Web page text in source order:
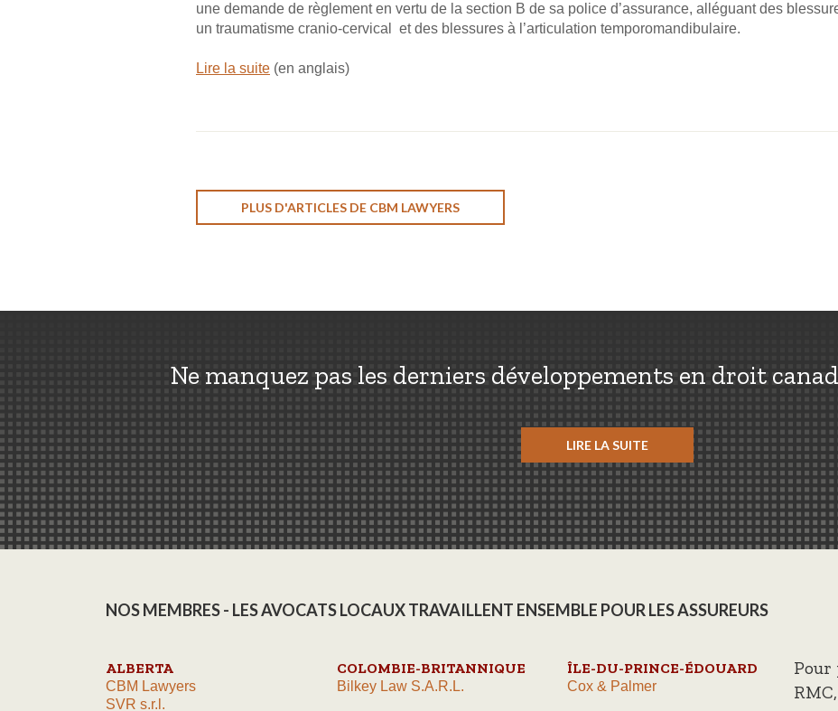
une demande de règlement en vertu de la section B de sa police d’assurance, alléguant des
un traumatisme cranio-cervical et des blessures à l’articulation temporomandibulaire.
Lire la suite (en anglais)
PLUS D'ARTICLES DE CBM LAWYERS
Ne manquez pas les derniers développements en droit
LIRE LA SUITE
NOS MEMBRES - LES AVOCATS LOCAUX TRAVAILLENT ENSEMBLE POUR LES ASSUREURS
ALBERTA
CBM Lawyers
SVR s.r.l.
COLOMBIE-BRITANNIQUE
Bilkey Law S.A.R.L.
ÎLE-DU-PRINCE-ÉDOUARD
Cox & Palmer